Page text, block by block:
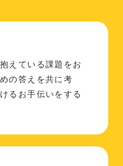
えている課題をお
の答えを共に考
るお手伝いをする